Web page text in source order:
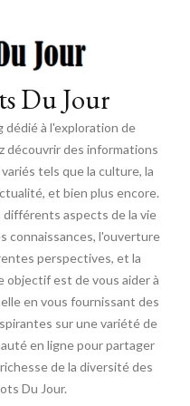
Du Jour
dédié à l'exploration de
découvrir des informations
tels que la culture, la
et bien plus encore.
aspects de la vie
connaissances, l'ouverture
perspectives, et la
objectif est de vous aider à
en vous fournissant des
sur une variété de
en ligne pour partager
de la diversité des
Du Jour.